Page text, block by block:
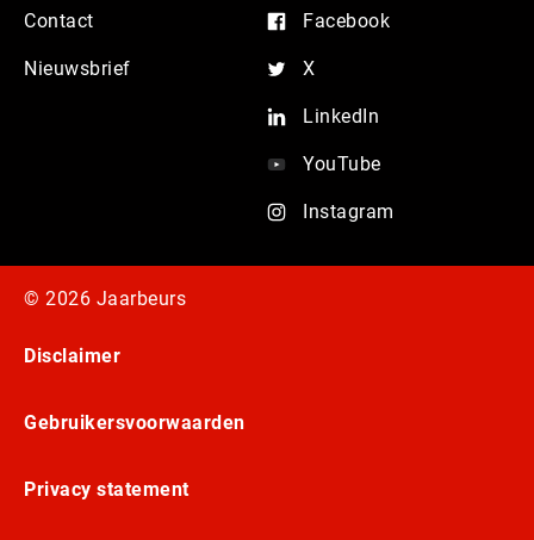
Contact
Nieuwsbrief
Facebook
X
LinkedIn
YouTube
Instagram
© 2026 Jaarbeurs
Disclaimer
Gebruikersvoorwaarden
Privacy statement